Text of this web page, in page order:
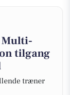
Multi-
tilgang
træner